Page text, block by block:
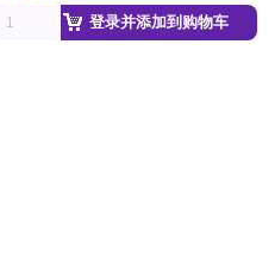
登录并添加到购物车